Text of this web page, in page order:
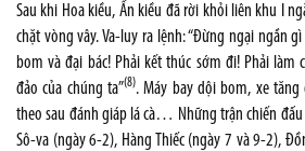
Sau khi Hoa kiều, Ấn kiều đã rời khỏi liên khu I
chặt vòng vây. Va-luy ra lệnh: “Đừng ngại ngần
bom và đại bác! Phải kết thúc sớm đi! Phải
đảo của chúng ta”(8). Máy bay dội bom, xe
theo sau đánh giáp lá cà… Những trận chiến đấu
Sô-va (ngày 6-2), Hàng Thiếc (ngày 7 và 9-2),